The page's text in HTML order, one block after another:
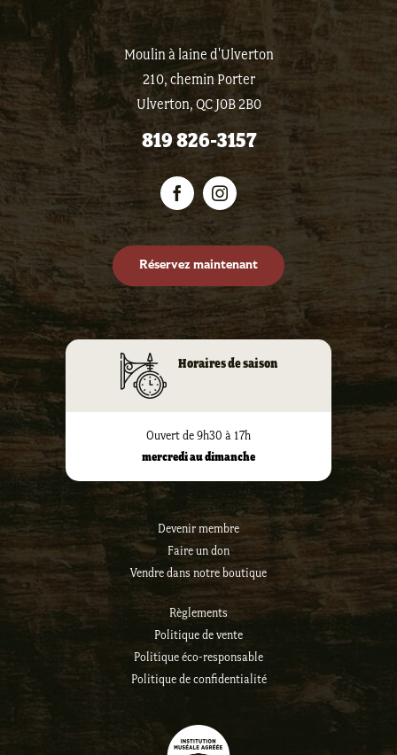
Moulin à laine d'Ulverton
210, chemin Porter
Ulverton, QC J0B 2B0
819 826-3157
Horaires de saison
Ouvert de 9h30 à 17h
mercredi au dimanche
Devenir membre
Faire un don
Vendre dans notre boutique
Règlements
Politique de vente
Politique éco-responsable
Politique de confidentialité
Réservez maintenant